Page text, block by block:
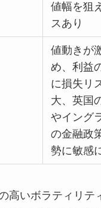
値幅を狙
スあり
値動きが
め、利益
に損失リ
大、英国
やイング
の金融政
勢に敏感
高いボラティリテ